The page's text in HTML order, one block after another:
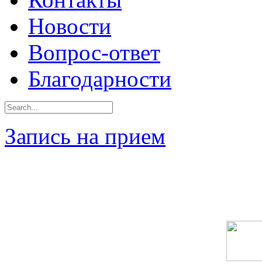
Новости
Вопрос-ответ
Благодарности
Запись на прием